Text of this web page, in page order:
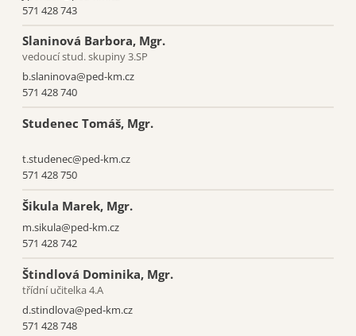
571 428 743
Slaninová Barbora, Mgr.
vedoucí stud. skupiny 3.SP
b.slaninova@ped-km.cz
571 428 740
Studenec Tomáš, Mgr.
t.studenec@ped-km.cz
571 428 750
Šikula Marek, Mgr.
m.sikula@ped-km.cz
571 428 742
Štindlová Dominika, Mgr.
třídní učitelka 4.A
d.stindlova@ped‑km.cz
571 428 748